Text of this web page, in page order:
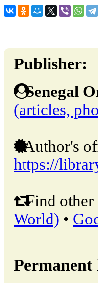
Publisher:
Senegal
(articles,
Author's
https://
Find other
World) •